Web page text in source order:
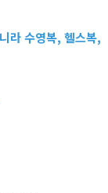
라 수영복, 헬스복,